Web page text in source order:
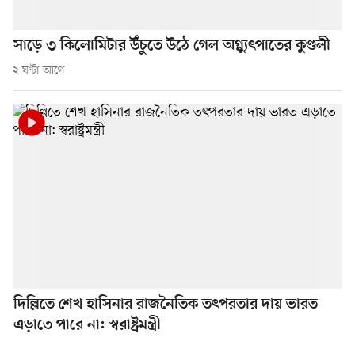
সাড়ে ৩ কিলোমিটার উঁচুতে উঠে গেল অগ্ন্যুৎপাতের কুণ্ডলী
২ ঘণ্টা আগে
দিল্লিতে শেখ হাসিনার রাজনৈতিক তৎপরতার দায় ভারত
এড়াতে পারে না: স্বরাষ্ট্রমন্ত্রী